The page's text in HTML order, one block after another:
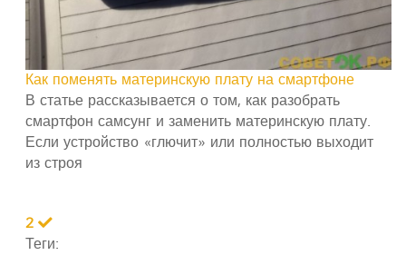
Как поменять материнскую плату на смартфоне
В статье рассказывается о том, как разобрать
смартфон самсунг и заменить материнскую плату.
Если устройство «глючит» или полностью выходит
из строя
2
Теги: